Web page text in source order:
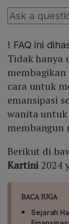
! FAQ ini
Tidak hanya
cara untuk
emansipasi
wanita
Berikut di
Kartini 2024
BACA JUGA
Sejarah